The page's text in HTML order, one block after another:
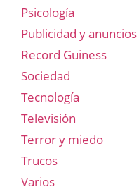
Psicología
Publicidad y anuncios
Record Guiness
Sociedad
Tecnología
Televisión
Terror y miedo
Trucos
Varios